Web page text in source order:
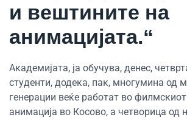
и вештините на
анимацијата.“
Академијата, ја обучува, денес,
студенти, додека, пак, многумина од
генерации веќе работат во
анимација во Косово, а четворица од